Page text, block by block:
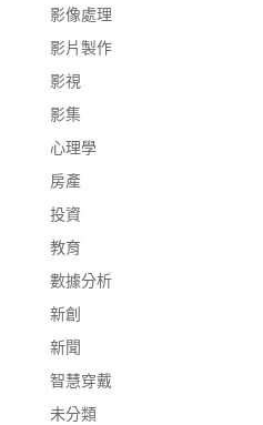
影像處理
影片製作
影視
影集
心理學
房產
投資
教育
數據分析
新創
新聞
智慧穿戴
未分類